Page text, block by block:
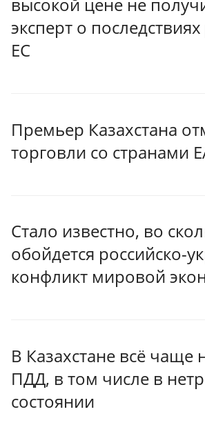
высокой цене не
эксперт о
ЕС
Премьер Казахстана
торговли со странами
Стало известно, во
обойдется российско-
конфликт мировой
В Казахстане всё чаще
ПДД, в том числе в
состоянии